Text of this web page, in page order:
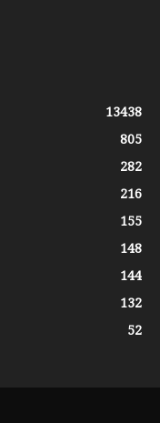
13438
805
282
216
155
148
144
132
52